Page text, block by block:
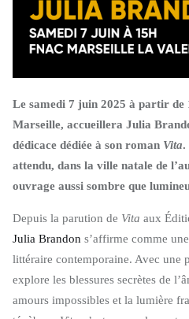
Le samedi 7 juin 2025 à partir de
Marseille, accueillera Julia
dédicace dédiée à son roman Vita.
attendu, dans la ville natale de
ouvrage aussi sombre que
Depuis la parution de Vita aux
Julia Brandon s’affirme comme
littéraire contemporaine. Avec une
explore les blessures secrètes de
amours impossibles et la lumière